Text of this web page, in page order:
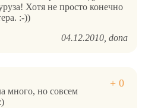
Хотя не просто конечно
:-))
04.12.2010 dona
много, но совсем